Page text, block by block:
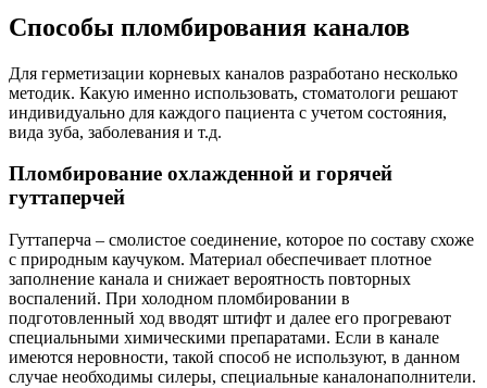
Способы пломбирования каналов
Для герметизации корневых каналов разработано несколько
методик. Какую именно использовать, стоматологи решают
индивидуально для каждого пациента с учетом состояния,
вида зуба, заболевания и т.д.
Пломбирование охлажденной и горячей
гуттаперчей
Гуттаперча – смолистое соединение, которое по составу схоже
с природным каучуком. Материал обеспечивает плотное
заполнение канала и снижает вероятность повторных
воспалений. При холодном пломбировании в
подготовленный ход вводят штифт и далее его прогревают
специальными химическими препаратами. Если в канале
имеются неровности, такой способ не используют, в данном
случае необходимы силеры, специальные каналонаполнители.